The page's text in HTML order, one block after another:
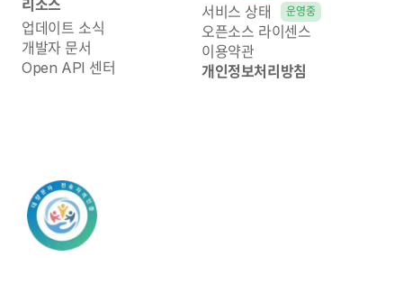
리소스
업데이트 소식
개발자 문서
Open API 센터
서비스 상태 운영중
오픈소스 라이센스
이용약관
개인정보처리방침